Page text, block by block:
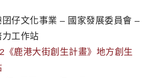
仔文化事業 – 國家發展委員會 –
工作站
《鹿港大街創生計畫》地方創生